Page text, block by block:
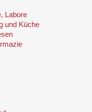
Labore
und Küche